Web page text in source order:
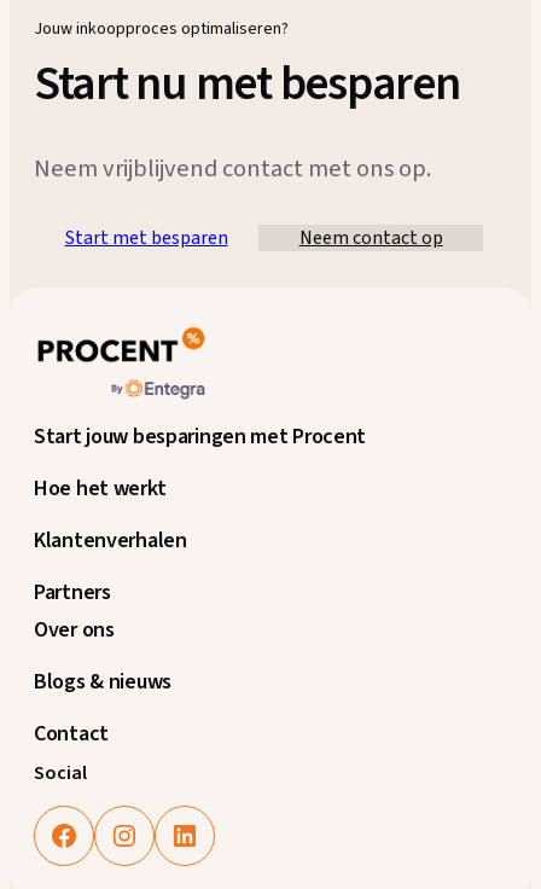
Jouw inkoopproces optimaliseren?
Start nu met besparen
Neem vrijblijvend contact met ons op.
Start met besparen Neem contact op
Start jouw besparingen met Procent
Hoe het werkt
Klantenverhalen
Partners
Over ons
Blogs & nieuws
Contact
Social
FacebookInstagramLinkedIn